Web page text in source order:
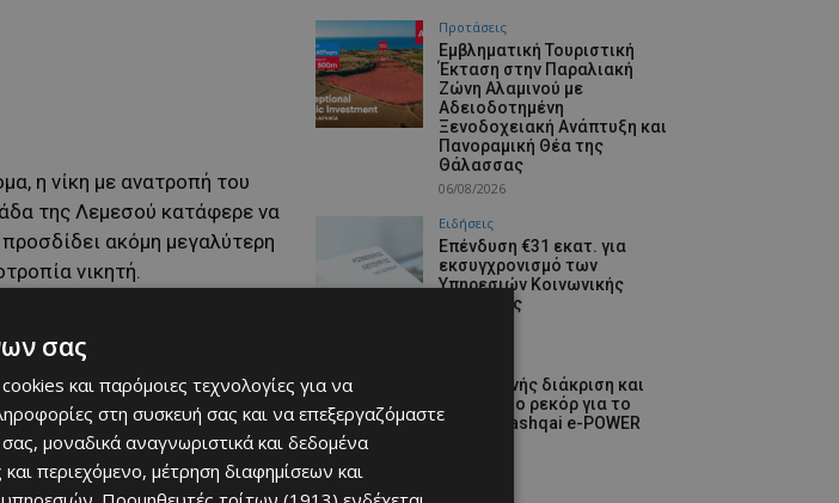
η νίκη με ανατροπή του
της Λεμεσού κατάφερε να
ακόμη μεγαλύτερη
νικητή.
Προτάσεις
Εμβληματική Τουριστική
Έκταση στην Παραλιακή
Ζώνη Αλαμινού με
Αδειοδοτημένη
Ξενοδοχειακή Ανάπτυξη και
Πανοραμική Θέα της
Θάλασσας
06/08/2026
Ειδήσεις
Επένδυση €31 εκατ. για
εκσυγχρονισμό των
Υπηρεσιών Κοινωνικής
Ευημερίας
Νέα διεθνής διάκριση και
παγκόσμιο ρεκόρ για το
Nissan Qashqai e-POWER
σας
και παρόμοιες τεχνολογίες για να
στη συσκευή σας και να επεξεργαζόμαστε
μοναδικά αναγνωριστικά και δεδομένα
περιεχόμενο, μέτρηση διαφημίσεων και